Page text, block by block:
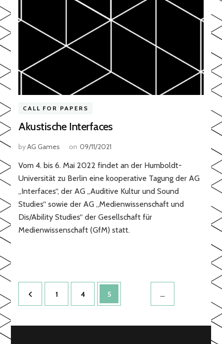
CALL FOR PAPERS
Akustische Interfaces
byAG Games on 09/11/2021
Vom 4. bis 6. Mai 2022 findet an der Humboldt-
Universität zu Berlin eine kooperative Tagung der AG
„Interfaces“, der AG „Auditive Kultur und Sound
Studies“ sowie der AG „Medienwissenschaft und
Dis/Ability Studies“ der Gesellschaft für
Medienwissenschaft (GfM) statt.
Posts
pagination
Page
1 …
Page
4 Page
5